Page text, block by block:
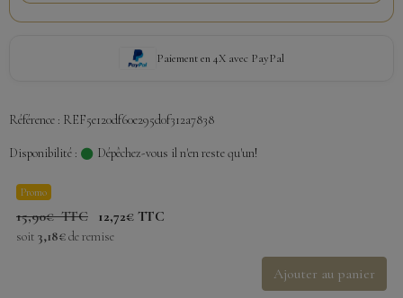
Paiement en 4X avec PayPal
Référence : REF5e120df60e295d0f312a7838
Disponibilité : Dépêchez-vous il n'en reste qu'un!
Promo
15,90€ TTC 12,72€ TTC
soit 3,18€de remise
Ajouter au panier